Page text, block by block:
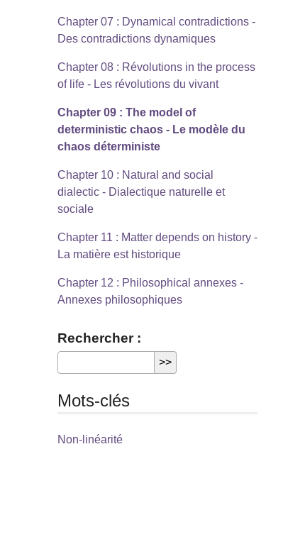
Chapter 07 : Dynamical contradictions -
Des contradictions dynamiques
Chapter 08 : Révolutions in the process
of life - Les révolutions du vivant
Chapter 09 : The model of
deterministic chaos - Le modèle du
chaos déterministe
Chapter 10 : Natural and social
dialectic - Dialectique naturelle et
sociale
Chapter 11 : Matter depends on history -
La matière est historique
Chapter 12 : Philosophical annexes -
Annexes philosophiques
Rechercher :
Mots-clés
Non-linéarité